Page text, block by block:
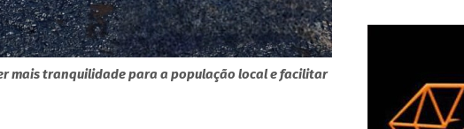
mais tranquilidade para a população local e facilitar